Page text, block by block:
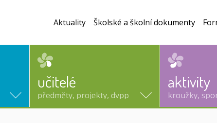
učitelé
předměty, projekty, dvpp
aktivity
kroužky,
Aktuality Školské a školní dokumenty